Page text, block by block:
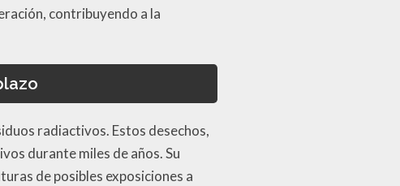
contribuyendo a la
radiactivos. Estos desechos,
durante miles de años. Su
de posibles exposiciones a